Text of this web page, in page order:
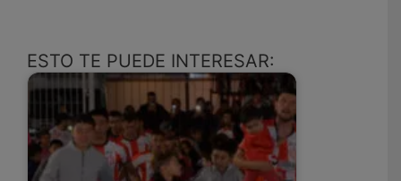
ESTO TE PUEDE INTERESAR: